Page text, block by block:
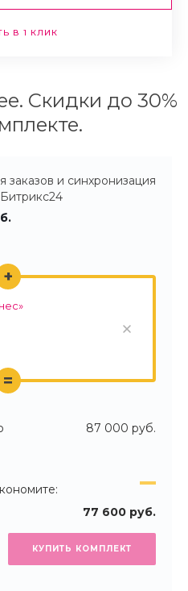
В 1 КЛИК
Скидки до 30%
заказов и синхронизация
Битрикс24
+
=
87 000 руб.
77 600 руб.
КУПИТЬ КОМПЛЕКТ